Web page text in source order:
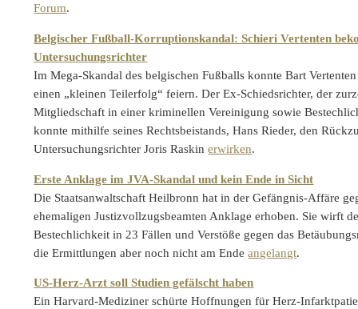
Forum.
Belgischer Fußball-Korruptionskandal: Schieri Vertenten
Untersuchungsrichter
Im Mega-Skandal des belgischen Fußballs konnte Bart
einen „kleinen Teilerfolg“ feiern. Der Ex-Schiedsrichter, der
Mitgliedschaft in einer kriminellen Vereinigung sowie
konnte mithilfe seines Rechtsbeistands, Hans Rieder, den
Untersuchungsrichter Joris Raskinerwirken.
Erste Anklage im JVA-Skandal und kein Ende in Sicht
Die Staatsanwaltschaft Heilbronn hat in der Gefängnis-Affäre
ehemaligen Justizvollzugsbeamten Anklage erhoben. Sie wirft
Bestechlichkeit in 23 Fällen und Verstöße gegen das
die Ermittlungen aber noch nicht am Endeangelangt.
US-Herz-Arzt soll Studien gefälscht haben
Ein Harvard-Mediziner schürte Hoffnungen für Herz-